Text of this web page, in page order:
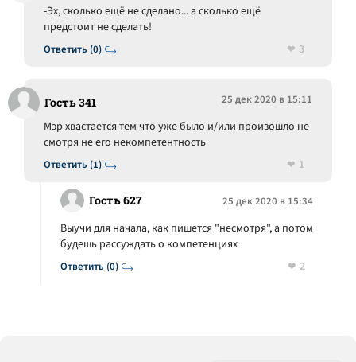
Ответить (0)
-Эх, сколько ещё не сделано... а сколько ещё
предстоит не сделать!
3
Гость 341 25 дек 2020 в 15:11
Ответить (1)
Мэр хвастается тем что уже было и/или произошло не
смотря не его некомпетентность
1
Гость 627 25 дек 2020 в 15:34
Ответить (0)
Выучи для начала, как пишется "несмотря", а потом
будешь рассуждать о компетенциях
2